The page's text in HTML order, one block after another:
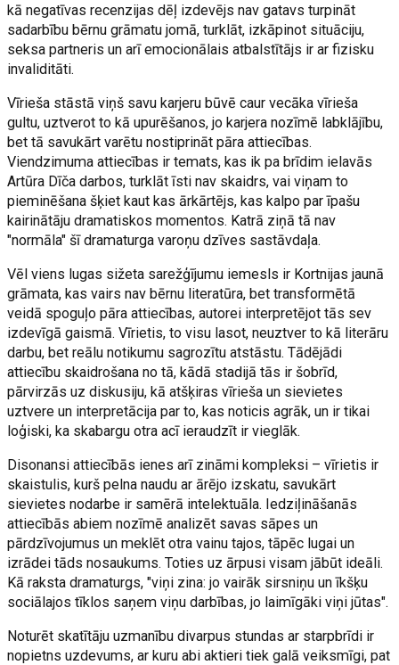
kā negatīvas recenzijas dēļ izdevējs nav gatavs turpināt
sadarbību bērnu grāmatu jomā, turklāt, izkāpinot situāciju,
seksa partneris un arī emocionālais atbalstītājs ir ar fizisku
invaliditāti.
Vīrieša stāstā viņš savu karjeru būvē caur vecāka vīrieša
gultu, uztverot to kā upurēšanos, jo karjera nozīmē labklājību,
bet tā savukārt varētu nostiprināt pāra attiecības.
Viendzimuma attiecības ir temats, kas ik pa brīdim ielavās
Artūra Dīča darbos, turklāt īsti nav skaidrs, vai viņam to
pieminēšana šķiet kaut kas ārkārtējs, kas kalpo par īpašu
kairinātāju dramatiskos momentos. Katrā ziņā tā nav
"normāla" šī dramaturga varoņu dzīves sastāvdaļa.
Vēl viens lugas sižeta sarežģījumu iemesls ir Kortnijas jaunā
grāmata, kas vairs nav bērnu literatūra, bet transformētā
veidā spoguļo pāra attiecības, autorei interpretējot tās sev
izdevīgā gaismā. Vīrietis, to visu lasot, neuztver to kā literāru
darbu, bet reālu notikumu sagrozītu atstāstu. Tādējādi
attiecību skaidrošana no tā, kādā stadijā tās ir šobrīd,
pārvirzās uz diskusiju, kā atšķiras vīrieša un sievietes
uztvere un interpretācija par to, kas noticis agrāk, un ir tikai
loģiski, ka skabargu otra acī ieraudzīt ir vieglāk.
Disonansi attiecībās ienes arī zināmi kompleksi – vīrietis ir
skaistulis, kurš pelna naudu ar ārējo izskatu, savukārt
sievietes nodarbe ir samērā intelektuāla. Iedziļināšanās
attiecībās abiem nozīmē analizēt savas sāpes un
pārdzīvojumus un meklēt otra vainu tajos, tāpēc lugai un
izrādei tāds nosaukums. Toties uz ārpusi visam jābūt ideāli.
Kā raksta dramaturgs, "viņi zina: jo vairāk sirsniņu un īkšķu
sociālajos tīklos saņem viņu darbības, jo laimīgāki viņi jūtas".
Noturēt skatītāju uzmanību divarpus stundas ar starpbrīdi ir
nopietns uzdevums, ar kuru abi aktieri tiek galā veiksmīgi, pat